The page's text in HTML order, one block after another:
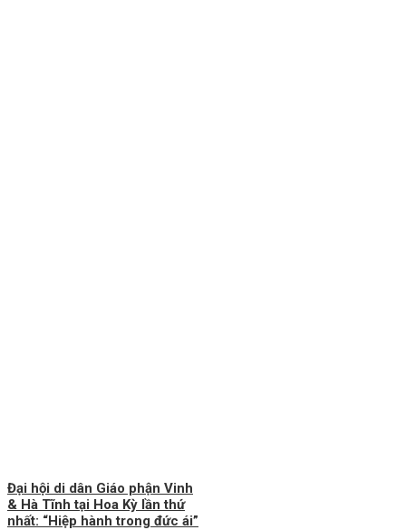
Đại hội di dân Giáo phận Vinh
& Hà Tĩnh tại Hoa Kỳ lần thứ
nhất: “Hiệp hành trong đức ái”